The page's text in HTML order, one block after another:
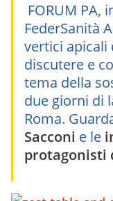
FORUM PA,
FederSanità
vertici apicali
discutere e
tema della
due giorni di
Roma.
Sacconi e le
protagonisti